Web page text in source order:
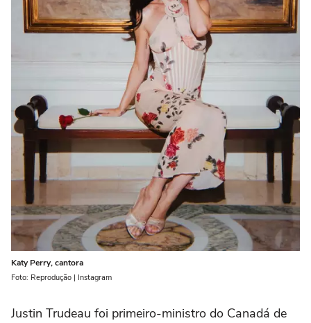
Katy Perry, cantora
Foto: Reprodução | Instagram
Justin Trudeau foi primeiro-ministro do Canadá de